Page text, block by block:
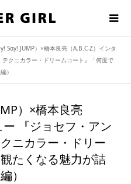
Sɑy! JUMP）×橋本良亮（A.B.C-Z）インタ
クニカラー・ドリームコート』「何度で
）
）×橋本良亮
ー 『ジョセフ・アン
ニカラー・ドリー
たくなる魅力が詰
）